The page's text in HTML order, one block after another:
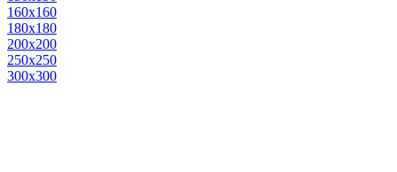
160х160
180х180
200х200
250х250
300х300